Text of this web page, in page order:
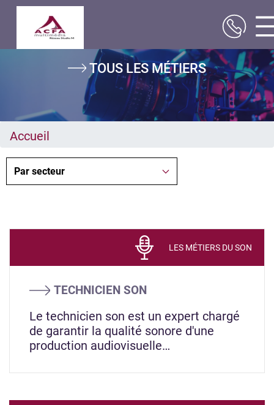
TOUS LES MÉTIERS
Accueil
TECHNICIEN SON
LES MÉTIERS DU SON
Le technicien son est un expert chargé
de garantir la qualité sonore d'une
production audiovisuelle…